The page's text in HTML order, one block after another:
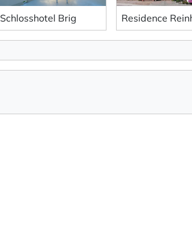
Schlosshotel Brig Residence